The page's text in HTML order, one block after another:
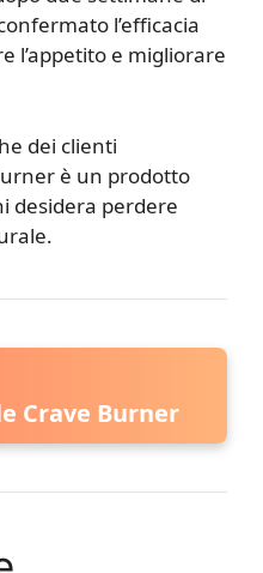
l’efficacia
l’appetito e migliorare
dei clienti
è un prodotto
desidera perdere
Crave Burner